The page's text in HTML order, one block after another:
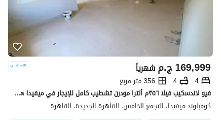
ج.م169,999 شهرياً
4
4
356 متر مربع
فيو لاندسكيب فيلا ٣٥٦م ألترا مودرن تشطيب كامل للإيجار في ميفيدا Mivida التجمع الخامس بالقرب من الجامعة الأمريكية AUC القاهرة الجديدة New Cairo إعمار
كومباوند ميفيدا، التجمع الخامس، القاهرة الجديدة، القاهرة